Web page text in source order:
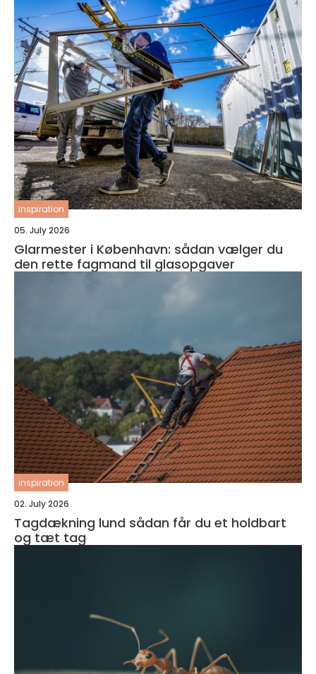
inspiration
05. July 2026
Glarmester i København: sådan vælger du
den rette fagmand til glasopgaver
inspiration
02. July 2026
Tagdækning lund sådan får du et holdbart
og tæt tag